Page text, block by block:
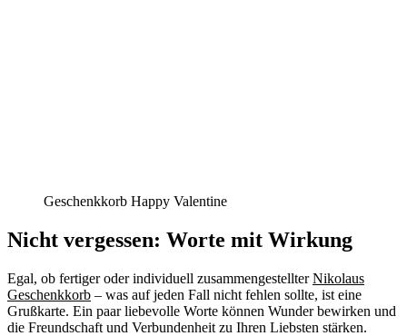
Geschenkkorb Happy Valentine
Nicht vergessen: Worte mit Wirkung
Egal, ob fertiger oder individuell zusammengestellterNikolaus
Geschenkkorb – was auf jeden Fall nicht fehlen sollte, ist eine
Grußkarte. Ein paar liebevolle Worte können Wunder bewirken und
die Freundschaft und Verbundenheit zu Ihren Liebsten stärken.